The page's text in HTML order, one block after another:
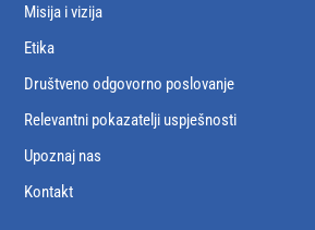
Misija i vizija
Etika
Društveno odgovorno poslovanje
Relevantni pokazatelji uspješnosti
Upoznaj nas
Kontakt